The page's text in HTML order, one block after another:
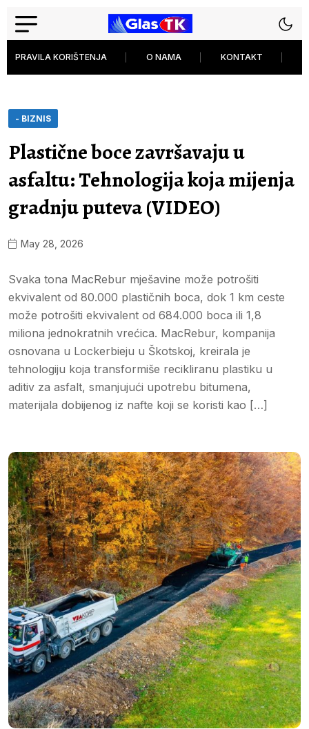
PRAVILA KORIŠTENJA O NAMA KONTAKT
- BIZNIS
Plastične boce završavaju u
asfaltu: Tehnologija koja mijenja
gradnju puteva (VIDEO)
May 28, 2026
Svaka tona MacRebur mješavine može potrošiti
ekvivalent od 80.000 plastičnih boca, dok 1 km ceste
može potrošiti ekvivalent od 684.000 boca ili 1,8
miliona jednokratnih vrećica. MacRebur, kompanija
osnovana u Lockerbieju u Škotskoj, kreirala je
tehnologiju koja transformiše recikliranu plastiku u
aditiv za asfalt, smanjujući upotrebu bitumena,
materijala dobijenog iz nafte koji se koristi kao […]